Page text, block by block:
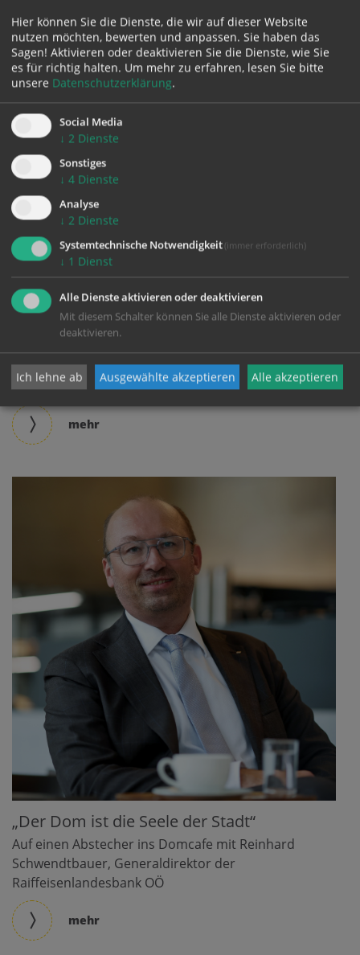
Mittagspause auf dem Domplatz
Jeden Mittwoch um die Mittagszeit macht der
Speiswagen der Caritas Station am Domplatz.
mehr
„Der Dom ist die Seele der Stadt“
Auf einen Abstecher ins Domcafe mit Reinhard
Schwendtbauer, Generaldirektor der
Raiffeisenlandesbank OÖ
mehr
Hier können Sie die Dienste, die wir auf dieser Website
nutzen möchten, bewerten und anpassen. Sie haben das
Sagen! Aktivieren oder deaktivieren Sie die Dienste, wie Sie
es für richtig halten. Um mehr zu erfahren, lesen Sie bitte
unsere Datenschutzerklärung.
Social Media
↓ 2 Dienste
Sonstiges
↓ 4 Dienste
Analyse
↓ 2 Dienste
Systemtechnische Notwendigkeit (immer erforderlich)
↓ 1 Dienst
Alle Dienste aktivieren oder deaktivieren
Mit diesem Schalter können Sie alle Dienste aktivieren oder
deaktivieren.
Ich lehne ab Ausgewählte akzeptieren Alle akzeptieren